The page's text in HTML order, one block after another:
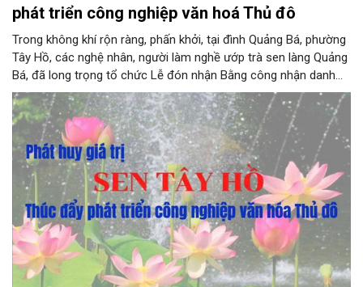
phát triển công nghiệp văn hoá Thủ đô
Trong không khí rộn ràng, phấn khởi, tại đình Quảng Bá, phường
Tây Hồ, các nghệ nhân, người làm nghề ướp trà sen làng Quảng
Bá, đã long trọng tổ chức Lễ đón nhận Bằng công nhận danh
hiệu Làng nghề truyền thống “Làng nghề ướp trà sen Quảng Bá”
và Nghề truyền thống “Nghề ướp trà sen Quảng An”. Sự kiện là
cột mốc có ý nghĩa đặc biệt, không chỉ tôn vinh giá trị văn hóa
hoa sen của vùng đất Tây Hồ mà còn khẳng định sức sống
mãnh liệt của một nghề truyền thống giữa nhịp sống hối hả của
Thủ đô, góp sức phát triển